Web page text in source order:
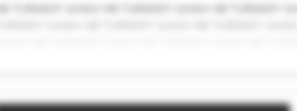
HB TURNKEY GmbH HB TURNKEY GmbH HB TURNKEY